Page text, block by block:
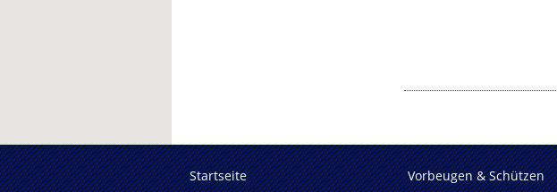
Startseite
Vorbeugen & Schützen